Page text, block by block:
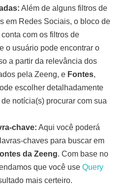
Além de alguns filtros de
em Redes Sociais, o bloco de
com os filtros de
o usuário pode encontrar o
a partir da relevância dos
pela Zeeng, e Fontes,
escolher detalhadamente
notícia(s) procurar com sua
chave: Aqui você poderá
chaves para buscar em
da Zeeng. Com base no
que você use Query
mais certeiro.